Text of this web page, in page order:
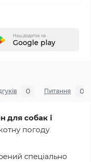
Наш додаток на
Google play
0 Питання 0
для собак і
погоду
спеціально